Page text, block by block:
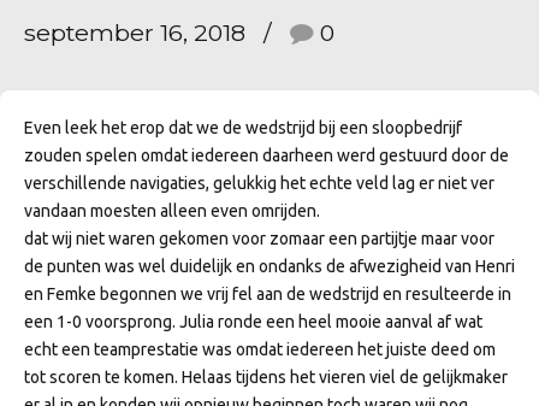
september 16, 2018 0
Even leek het erop dat we de wedstrijd bij een sloopbedrijf
zouden spelen omdat iedereen daarheen werd gestuurd door de
verschillende navigaties, gelukkig het echte veld lag er niet ver
vandaan moesten alleen even omrijden.
dat wij niet waren gekomen voor zomaar een partijtje maar voor
de punten was wel duidelijk en ondanks de afwezigheid van Henri
en Femke begonnen we vrij fel aan de wedstrijd en resulteerde in
een 1-0 voorsprong. Julia ronde een heel mooie aanval af wat
echt een teamprestatie was omdat iedereen het juiste deed om
tot scoren te komen. Helaas tijdens het vieren viel de gelijkmaker